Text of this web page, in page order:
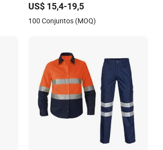
poliéster y algodón, equipo de
protección personal para plantas
US$ 15,4-19,5
100 Conjuntos (MOQ)